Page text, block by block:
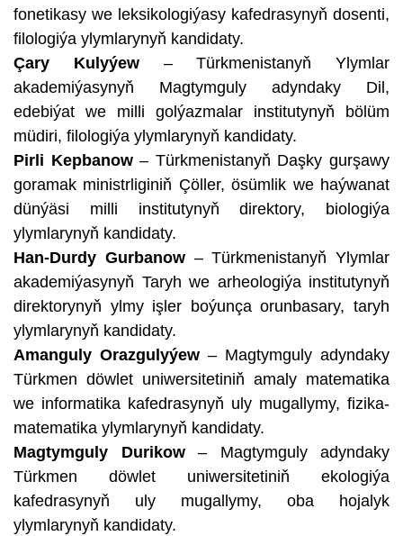
fonetikasy we leksikologiýasy kafedrasynyň dosenti,
filologiýa ylymlarynyň kandidaty.
Çary Kulyýew– Türkmenistanyň Ylymlar
akademiýasynyň Magtymguly adyndaky Dil,
edebiýat we milli golýazmalar institutynyň bölüm
müdiri, filologiýa ylymlarynyň kandidaty.
Pirli Kepbanow– Türkmenistanyň Daşky gurşawy
goramak ministrliginiň Çöller, ösümlik we haýwanat
dünýäsi milli institutynyň direktory, biologiýa
ylymlarynyň kandidaty.
Han-Durdy Gurbanow– Türkmenistanyň Ylymlar
akademiýasynyň Taryh we arheologiýa institutynyň
direktorynyň ylmy işler boýunça orunbasary, taryh
ylymlarynyň kandidaty.
Amanguly Orazgulyýew – Magtymguly adyndaky
Türkmen döwlet uniwersitetiniň amaly matematika
we informatika kafedrasynyň uly mugallymy, fizika-
matematika ylymlarynyň kandidaty.
Magtymguly Durikow– Magtymguly adyndaky
Türkmen döwlet uniwersitetiniň ekologiýa
kafedrasynyň uly mugallymy, oba hojalyk
ylymlarynyň kandidaty.